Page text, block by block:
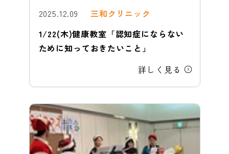
2025.12.09
三和クリニック
1/22(木)健康教室「認知症にならない
ために知っておきたいこと」
詳しく見る